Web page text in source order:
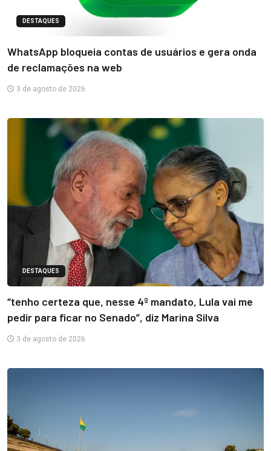
DESTAQUES
WhatsApp bloqueia contas de usuários e gera onda
de reclamações na web
3 de agosto de 2026
DESTAQUES
“tenho certeza que, nesse 4º mandato, Lula vai me
pedir para ficar no Senado”, diz Marina Silva
3 de agosto de 2026